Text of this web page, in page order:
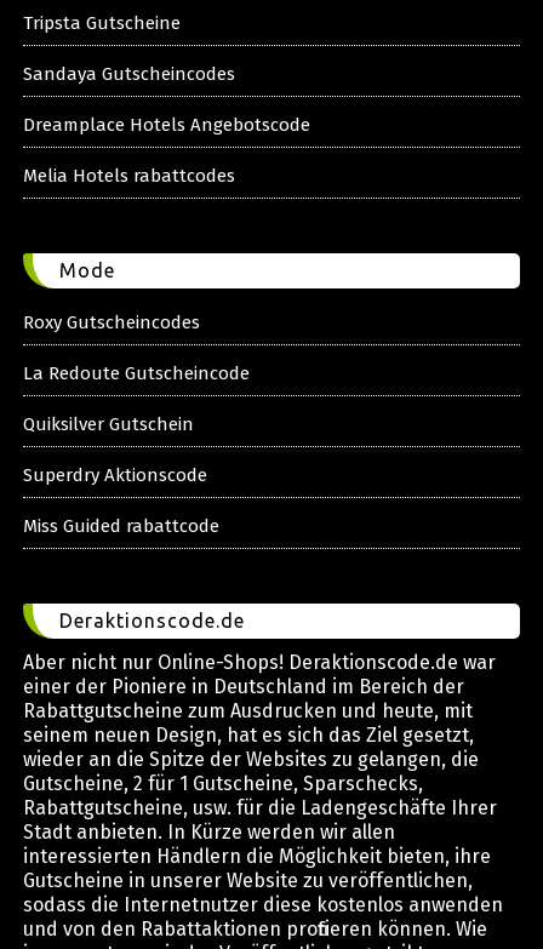
Tripsta Gutscheine
Sandaya Gutscheincodes
Dreamplace Hotels Angebotscode
Melia Hotels rabattcodes
Mode
Roxy Gutscheincodes
La Redoute Gutscheincode
Quiksilver Gutschein
Superdry Aktionscode
Miss Guided rabattcode
Deraktionscode.de
Aber nicht nur Online-Shops! Deraktionscode.de war
einer der Pioniere in Deutschland im Bereich der
Rabattgutscheine zum Ausdrucken und heute, mit
seinem neuen Design, hat es sich das Ziel gesetzt,
wieder an die Spitze der Websites zu gelangen, die
Gutscheine, 2 für 1 Gutscheine, Sparschecks,
Rabattgutscheine, usw. für die Ladengeschäfte Ihrer
Stadt anbieten. In Kürze werden wir allen
interessierten Händlern die Möglichkeit bieten, ihre
Gutscheine in unserer Website zu veröffentlichen,
sodass die Internetnutzer diese kostenlos anwenden
und von den Rabattaktionen profitieren können. Wie